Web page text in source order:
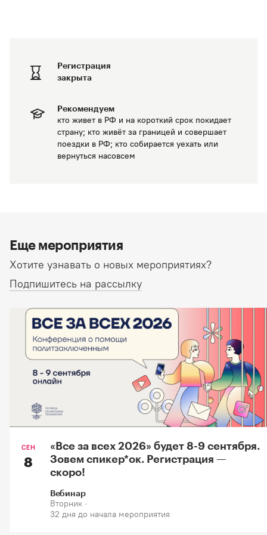
Регистрация
закрыта
Рекомендуем
кто живет в РФ и на короткий срок покидает
страну; кто живёт за границей и совершает
поездки в РФ; кто собирается уехать или
вернуться насовсем
Еще мероприятия
Хотите узнавать о новых мероприятиях?
Подпишитесь на рассылку
СЕН
8
«Все за всех 2026» будет 8-9 сентября.
Зовем спикер*oк. Регистрация —
скоро!
Вебинар
Вторник ·
32 дня до начала мероприятия